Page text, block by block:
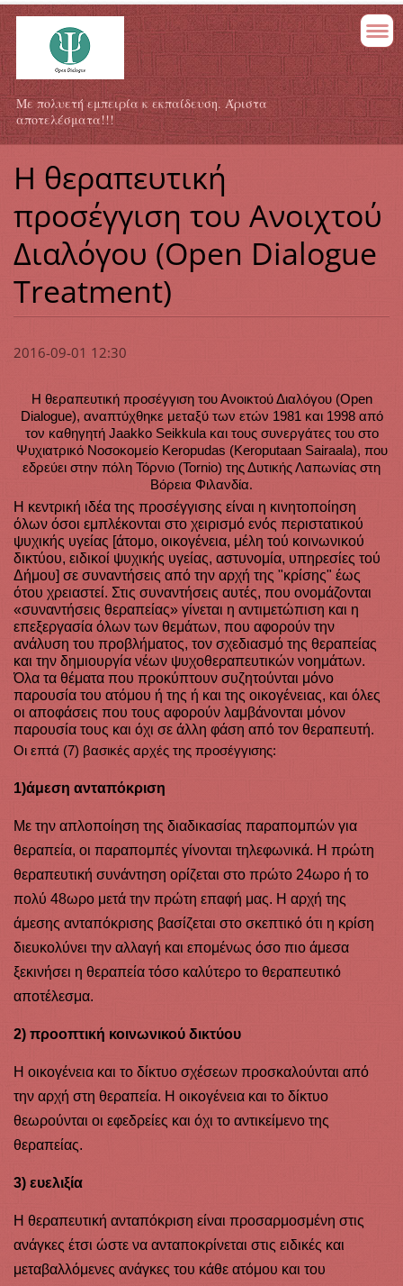
Με πολυετή εμπειρία κ εκπαίδευση. Άριστα
αποτελέσματα!!!
Η θεραπευτική
προσέγγιση του Ανοιχτού
Διαλόγου (Open Dialogue
Treatment)
2016-09-01 12:30
Η θεραπευτική προσέγγιση του Ανοικτού Διαλόγου (Open
Dialogue), αναπτύχθηκε μεταξύ των ετών 1981 και 1998 από
τον καθηγητή Jaakko Seikkula και τους συνεργάτες του στο
Ψυχιατρικό Νοσοκομείο Keropudas (Keroputaan Sairaala), που
εδρεύει στην πόλη Τόρνιο (Tornio) της Δυτικής Λαπωνίας στη
Βόρεια Φιλανδία.
Η κεντρική ιδέα της προσέγγισης είναι η κινητοποίηση
όλων όσοι εμπλέκονται στο χειρισμό ενός περιστατικού
ψυχικής υγείας [άτομο, οικογένεια, μέλη τού κοινωνικού
δικτύου, ειδικοί ψυχικής υγείας, αστυνομία, υπηρεσίες τού
Δήμου] σε συναντήσεις από την αρχή της "κρίσης" έως
ότου χρειαστεί. Στις συναντήσεις αυτές, που ονομάζονται
«συναντήσεις θεραπείας» γίνεται η αντιμετώπιση και η
επεξεργασία όλων των θεμάτων, που αφορούν την
ανάλυση του προβλήματος, τον σχεδιασμό της θεραπείας
και την δημιουργία νέων ψυχοθεραπευτικών νοημάτων.
Όλα τα θέματα που προκύπτουν συζητούνται μόνο
παρουσία του ατόμου ή της ή και της οικογένειας, και όλες
οι αποφάσεις που τους αφορούν λαμβάνονται μόνον
παρουσία τους και όχι σε άλλη φάση από τον θεραπευτή.
Οι επτά (7) βασικές αρχές της προσέγγισης:
1)άμεση ανταπόκριση
Με την απλοποίηση της διαδικασίας παραπομπών για
θεραπεία, οι παραπομπές γίνονται τηλεφωνικά. Η πρώτη
θεραπευτική συνάντηση ορίζεται στο πρώτο 24ωρο ή το
πολύ 48ωρο μετά την πρώτη επαφή μας. Η αρχή της
άμεσης ανταπόκρισης βασίζεται στο σκεπτικό ότι η κρίση
διευκολύνει την αλλαγή και επομένως όσο πιο άμεσα
ξεκινήσει η θεραπεία τόσο καλύτερο το θεραπευτικό
αποτέλεσμα.
2) προοπτική κοινωνικού δικτύου
Η οικογένεια και το δίκτυο σχέσεων προσκαλούνται από
την αρχή στη θεραπεία. Η οικογένεια και το δίκτυο
θεωρούνται οι εφεδρείες και όχι το αντικείμενο της
θεραπείας.
3) ευελιξία
Η θεραπευτική ανταπόκριση είναι προσαρμοσμένη στις
ανάγκες έτσι ώστε να ανταποκρίνεται στις ειδικές και
μεταβαλλόμενες ανάγκες του κάθε ατόμου και του